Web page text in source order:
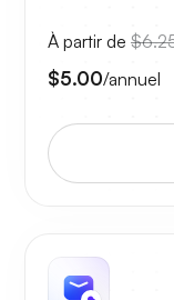
À partir de
$5.00/annuel